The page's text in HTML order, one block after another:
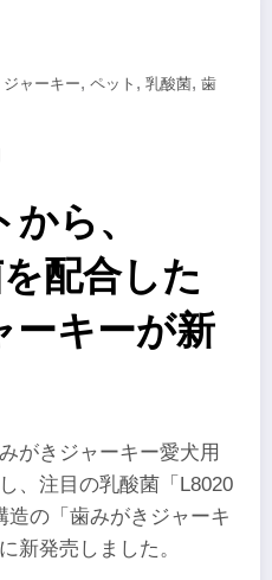
ジャーキー, ペット , 乳酸菌, 歯
ら、
配合した
ーキーが新
がきジャーキー愛犬用
、注目の乳酸菌「L8020
の「歯みがきジャーキ
新発売しました。